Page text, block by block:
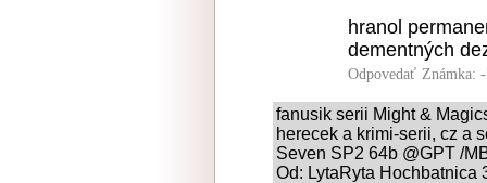
hranol
dementných
Odpovedať Známka:
fanusik serii Might &
herecek a krimi-serii, cz a
Seven SP2 64b @GPT /
Od: LytaRyta Hochbatnica